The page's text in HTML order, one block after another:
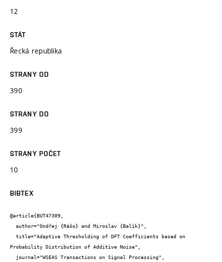
12
STÁT
Řecká republika
STRANY OD
390
STRANY DO
399
STRANY POČET
10
BIBTEX
@article{BUT47309,
Probability Distribution of Additive Noise",